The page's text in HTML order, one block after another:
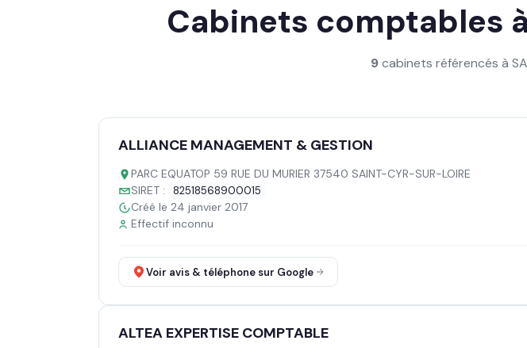
Cabinets comptables
9cabinets référencés à
ALLIANCE MANAGEMENT & GESTION
PARC EQUATOP 59 RUE DU MURIER 37540 SAINT-CYR-SUR-LOIRE
SIRET :
82518568900015
Créé le 24 janvier 2017
Effectif inconnu
Voir avis & téléphone sur Google
ALTEA EXPERTISE COMPTABLE